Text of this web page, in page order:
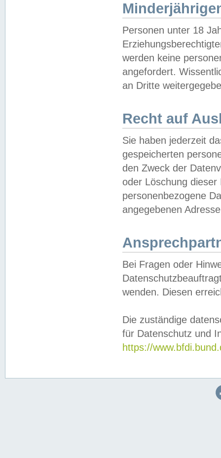
Personen unter 18
werden keine
angefordert.
an Dritte
Recht auf
Sie haben jederzeit
gespeicherten
den Zweck der
oder Löschung
personenbezogene
angegebenen
Bei Fragen oder
wenden. Diesen
Die zuständige
für Datenschutz und
https://